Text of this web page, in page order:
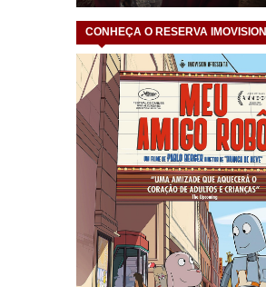
CONHEÇA O RESERVA IMOVISION